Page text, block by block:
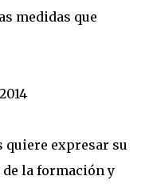
medidas que
quiere expresar su
la formación y